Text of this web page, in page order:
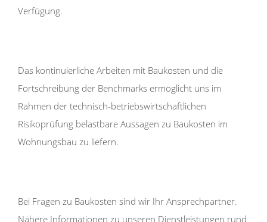
Verfügung.
Das kontinuierliche Arbeiten mit Baukosten und die
Fortschreibung der Benchmarks ermöglicht uns im
Rahmen der technisch-betriebswirtschaftlichen
Risikoprüfung belastbare Aussagen zu Baukosten im
Wohnungsbau zu liefern.
Bei Fragen zu Baukosten sind wir Ihr Ansprechpartner.
Nähere Informationen zu unseren Dienstleistungen rund